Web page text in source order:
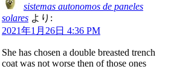
sistemas autonomos de paneles
solares より:
2021年1月26日 4:36 PM
She has chosen a double breasted trench
coat was not worse then of those ones